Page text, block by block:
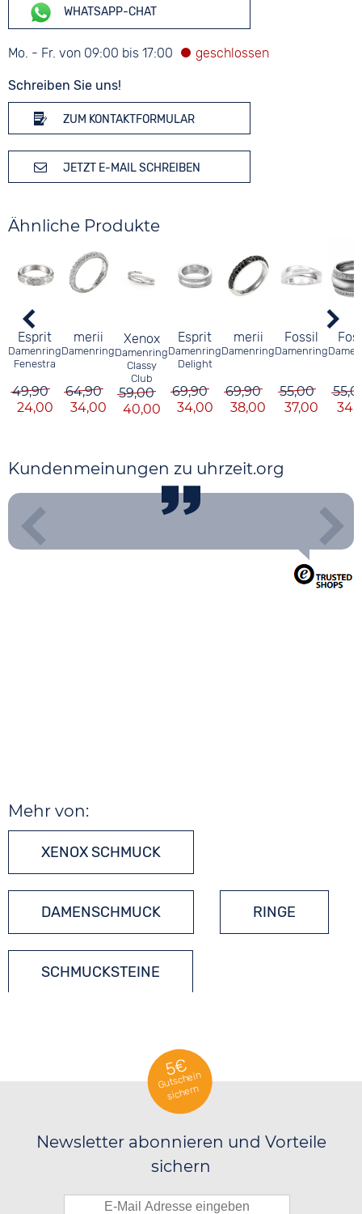
WHATSAPP-CHAT
Mo. - Fr. von 09:00 bis 17:00
Schreiben Sie uns!
ZUM KONTAKTFORMULAR
JETZT E-MAIL SCHREIBEN
Ähnliche Produkte
Esprit
Damenring
Fenestra
49,90
24,00
merii
Damenring
64,90
34,00
Xenox
Damenring
Classy
Club
59,00
40,00
Esprit
Damenring
Delight
69,90
34,00
merii
Damenring
69,90
38,00
Fossil
Damenring
55,00
37,00
Kundenmeinungen zu uhrzeit.org
Mehr von:
XENOX SCHMUCK
DAMENSCHMUCK RINGE
SCHMUCKSTEINE
5€
Gutschein
sichern
Newsletter abonnieren und Vorteile
sichern